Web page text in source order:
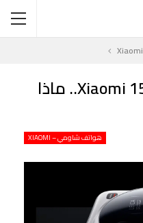
أول نظرة على Xiaomi 15 Ultra.. ماذا
هواتف شاومي – XIAOMI